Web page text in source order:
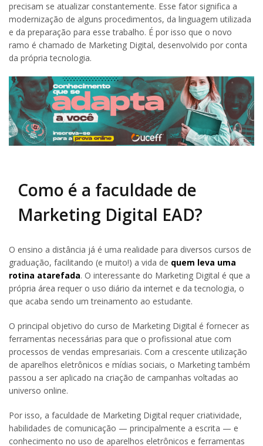
precisam se atualizar constantemente. Esse fator significa a
modernização de alguns procedimentos, da linguagem utilizada
e da preparação para esse trabalho. É por isso que o novo
ramo é chamado de Marketing Digital, desenvolvido por conta
da própria tecnologia.
Como é a faculdade de
Marketing Digital EAD?
O ensino a distância já é uma realidade para diversos cursos de
graduação, facilitando (e muito!) a vida de quem leva uma
rotina atarefada. O interessante do Marketing Digital é que a
própria área requer o uso diário da internet e da tecnologia, o
que acaba sendo um treinamento ao estudante.
O principal objetivo do curso de Marketing Digital é fornecer as
ferramentas necessárias para que o profissional atue com
processos de vendas empresariais. Com a crescente utilização
de aparelhos eletrônicos e mídias sociais, o Marketing também
passou a ser aplicado na criação de campanhas voltadas ao
universo online.
Por isso, a faculdade de Marketing Digital requer criatividade,
habilidades de comunicação — principalmente a escrita — e
conhecimento no uso de aparelhos eletrônicos e ferramentas